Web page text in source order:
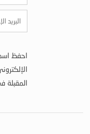
احفظ
المقبلة